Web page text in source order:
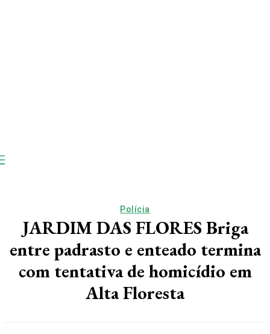
Polícia
JARDIM DAS FLORES Briga
entre padrasto e enteado termina
com tentativa de homicídio em
Alta Floresta